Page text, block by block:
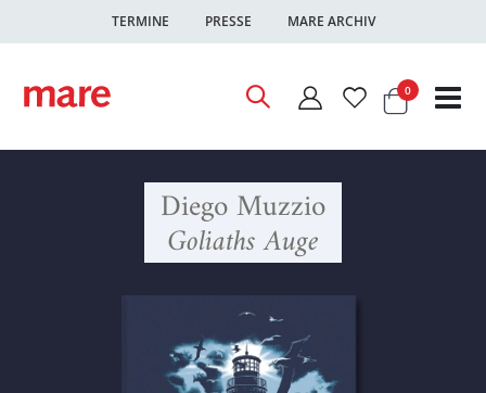
TERMINE PRESSE MARE ARCHIV
Warenkorb
0Artikel
Diego Muzzio
Goliaths Auge